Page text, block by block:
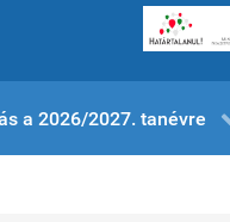
a 2026/2027. tanévre